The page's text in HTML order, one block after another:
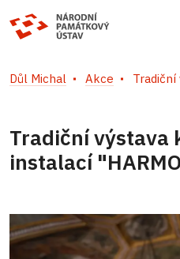
Důl Michal Akce Tradiční
Tradiční výstava
instalací